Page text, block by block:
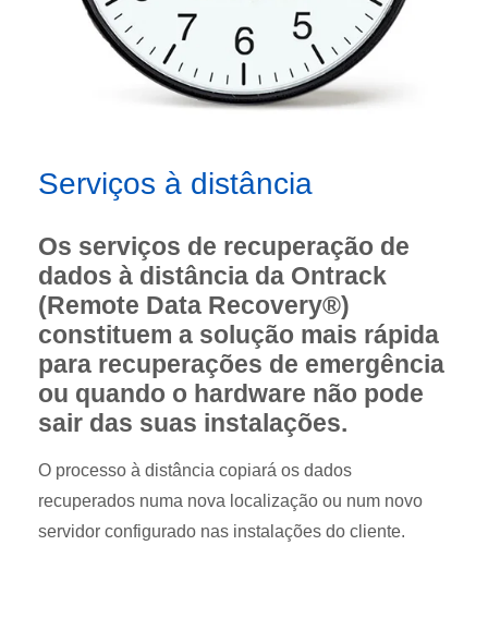
Serviços à distância
Os serviços de recuperação de
dados à distância da Ontrack
(Remote Data Recovery®)
constituem a solução mais rápida
para recuperações de emergência
ou quando o hardware não pode
sair das suas instalações.
O processo à distância copiará os dados
recuperados numa nova localização ou num novo
servidor configurado nas instalações do cliente.